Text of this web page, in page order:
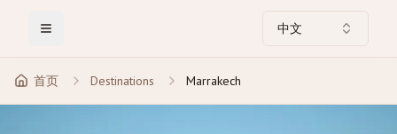
Toggle Menu 中文
首页 Destinations Marrakech